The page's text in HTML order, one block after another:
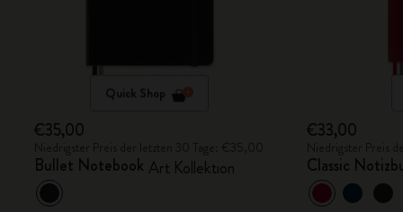
Quick Shop
€35,00
Bullet Notebook Art Kollektion
€33,00
Classic